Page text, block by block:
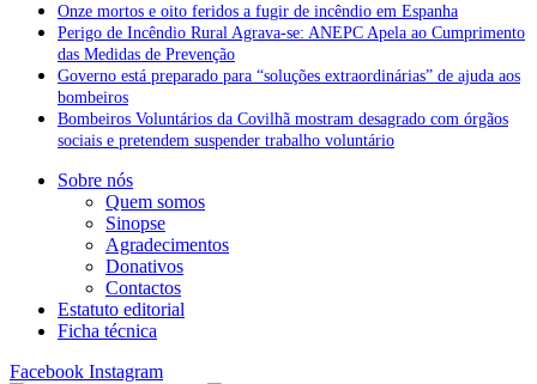
Onze mortos e oito feridos a fugir de incêndio em Espanha
Perigo de Incêndio Rural Agrava-se: ANEPC Apela ao Cumprimento
das Medidas de Prevenção
Governo está preparado para “soluções extraordinárias” de ajuda aos
bombeiros
Bombeiros Voluntários da Covilhã mostram desagrado com órgãos
sociais e pretendem suspender trabalho voluntário
Sobre nós
Quem somos
Sinopse
Agradecimentos
Donativos
Contactos
Estatuto editorial
Ficha técnica
Facebook Instagram